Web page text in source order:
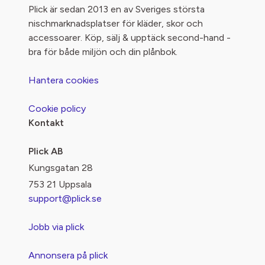
Plick är sedan 2013 en av Sveriges största
nischmarknadsplatser för kläder, skor och
accessoarer. Köp, sälj & upptäck second-hand -
bra för både miljön och din plånbok.
Hantera cookies
Cookie policy
Kontakt
Plick AB
Kungsgatan 28
753 21 Uppsala
support@plick.se
Jobb via plick
Annonsera på plick